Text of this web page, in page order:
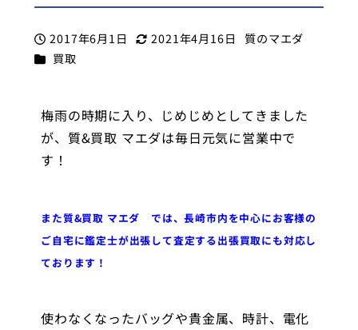
投稿日
2017年6月1日
更新日
2021年4月16日
著
質のマエダ
カテゴリー
買取
梅雨の時期に入り、じめじめとしてきました
が、質&買取 マエダは毎日元気に営業中で
す！
また質&買取 マエダ では、長崎市内を中心にお客様の
ご自宅に鑑定士が出張して査定する出張買取にも対応し
ております！
使わなくなったバッグや貴金属、時計、電化